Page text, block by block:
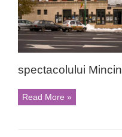
spectacolului
Read More »